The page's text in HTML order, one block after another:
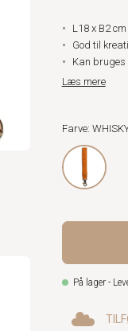
L18 x B2 cm
God til
Kan
Læs mere
Farve:
På lager -